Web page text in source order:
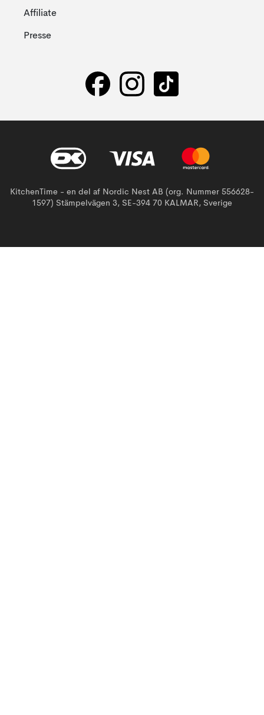
Affiliate
Presse
KitchenTime - en del af Nordic Nest AB (org. Nummer 556628-
1597) Stämpelvägen 3, SE-394 70 KALMAR, Sverige